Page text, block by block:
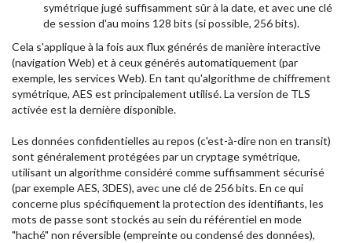
symétrique jugé suffisamment sûr à la date, et avec une clé
de session d'au moins 128 bits (si possible, 256 bits).
Cela s'applique à la fois aux flux générés de manière interactive
(navigation Web) et à ceux générés automatiquement (par
exemple, les services Web). En tant qu'algorithme de chiffrement
symétrique, AES est principalement utilisé. La version de TLS
activée est la dernière disponible.
Les données confidentielles au repos (c'est-à-dire non en transit)
sont généralement protégées par un cryptage symétrique,
utilisant un algorithme considéré comme suffisamment sécurisé
(par exemple AES, 3DES), avec une clé de 256 bits. En ce qui
concerne plus spécifiquement la protection des identifiants, les
mots de passe sont stockés au sein du référentiel en mode
"haché" non réversible (empreinte ou condensé des données),